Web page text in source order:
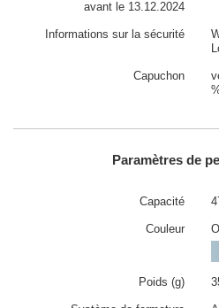
avant le 13.12.2024
Informations sur la sécurité
Capuchon
Paramètres de
Capacité
Couleur
Poids (g)